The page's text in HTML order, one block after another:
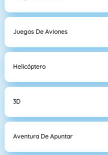
Juegos De Aviones
Helicóptero
3D
Aventura De Apuntar